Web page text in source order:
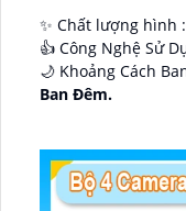
✨ Chất lượng hình :
Ban Ðêm.